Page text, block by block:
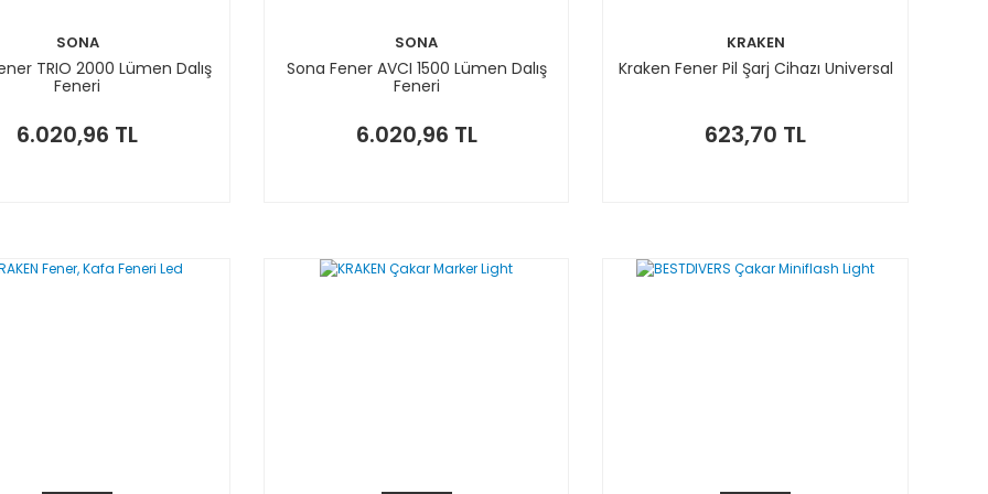
SONA
TRIO 2000 Lümen Dalış
Feneri
6.020,96 TL
SONA
Sona Fener AVCI 1500 Lümen Dalış
Feneri
6.020,96 TL
KRAKEN
Kraken Fener Pil Şarj Cihazı Universal
623,70 TL